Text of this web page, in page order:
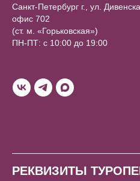
Санкт-Петербург г., ул.
офис 702
(ст. м. «Горьковская»)
ПН-ПТ: с 10:00 до 19:00
РЕКВИЗИТЫ